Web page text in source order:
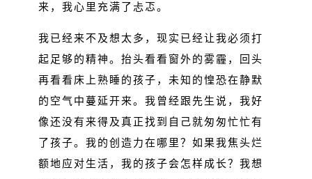
来，我心里充满了忐忑。
我已经来不及想太多，现实已经让我必须打
起足够的精神。抬头看看窗外的雾霾，回头
再看看床上熟睡的孩子，未知的惶恐在静默
的空气中蔓延开来。我曾经跟先生说，我好
像还没有来得及真正找到自己就匆匆忙忙有
了孩子。我的创造力在哪里？如果我焦头烂
额地应对生活，我的孩子会怎样成长？我想